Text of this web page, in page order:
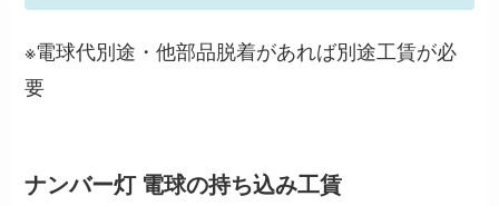
※電球代別途・他部品脱着があれば別途工賃が必
要
ナンバー灯 電球の持ち込み工賃